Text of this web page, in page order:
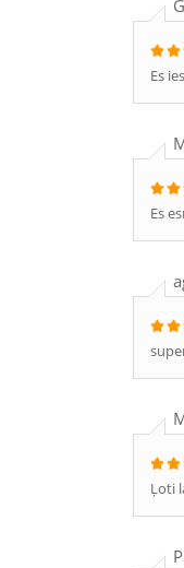
Es
Es
Ļoti